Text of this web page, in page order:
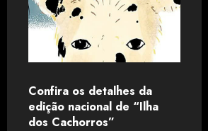
Confira os detalhes da
edição nacional de “Ilha
dos Cachorros”